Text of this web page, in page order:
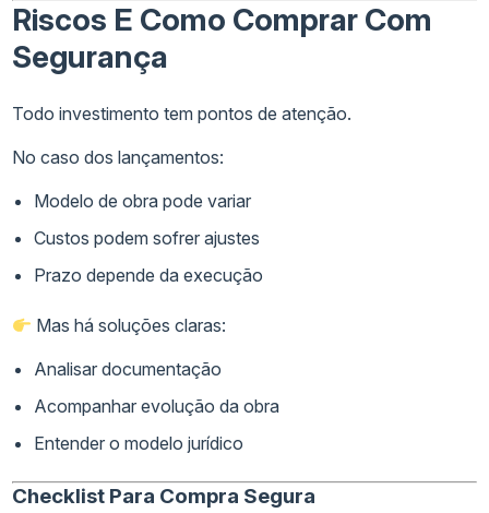
Riscos E Como Comprar Com
Segurança
Todo investimento tem pontos de atenção.
No caso dos lançamentos:
Modelo de obra pode variar
Custos podem sofrer ajustes
Prazo depende da execução
Mas há soluções claras:
Analisar documentação
Acompanhar evolução da obra
Entender o modelo jurídico
Checklist Para Compra Segura